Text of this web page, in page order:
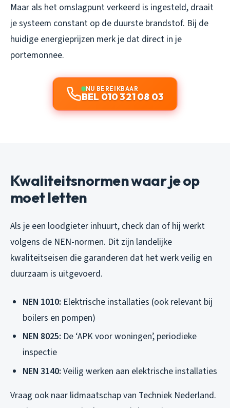
Maar als het omslagpunt verkeerd is ingesteld, draait
je systeem constant op de duurste brandstof. Bij de
huidige energieprijzen merk je dat direct in je
portemonnee.
NU BEREIKBAAR
BEL 010 321 08 03
Kwaliteitsnormen waar je op
moet letten
Als je een loodgieter inhuurt, check dan of hij werkt
volgens de NEN-normen. Dit zijn landelijke
kwaliteitseisen die garanderen dat het werk veilig en
duurzaam is uitgevoerd.
NEN 1010: Elektrische installaties (ook relevant bij
boilers en pompen)
NEN 8025: De ‘APK voor woningen’, periodieke
inspectie
NEN 3140: Veilig werken aan elektrische installaties
Vraag ook naar lidmaatschap van Techniek Nederland.